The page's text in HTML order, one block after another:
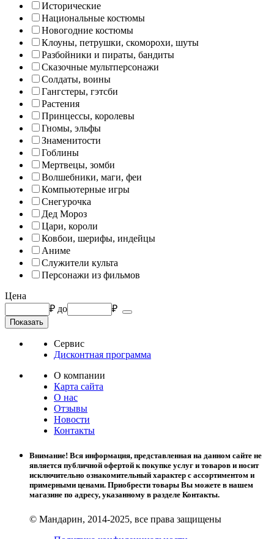
Исторические
Национальные костюмы
Новогодние костюмы
Клоуны, петрушки, скоморохи, шуты
Разбойники и пираты, бандиты
Сказочные мультперсонажи
Солдаты, воины
Гангстеры, гэтсби
Растения
Принцессы, королевы
Гномы, эльфы
Знаменитости
Гоблины
Мертвецы, зомби
Волшебники, маги, феи
Компьютерные игры
Снегурочка
Дед Мороз
Цари, короли
Ковбои, шерифы, индейцы
Аниме
Служители культа
Персонажи из фильмов
Цена
₽ до ₽
Сервис
Дисконтная программа
О компании
Карта сайта
О нас
Отзывы
Новости
Контакты
Внимание! Вся информация, представленная на данном сайте не
является публичной офертой к покупке услуг и товаров и носит
исключительно ознакомительный характер с ассортиментом и
примерными ценами. Приобрести товары Вы можете в нашем
магазине по адресу, указанному в разделе Контакты.
© Мандарин, 2014-2025, все права защищены